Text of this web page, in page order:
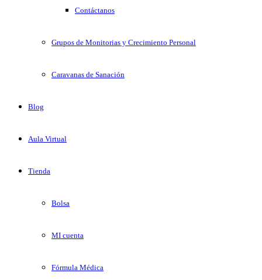
Contáctanos
Grupos de Monitorias y Crecimiento Personal
Caravanas de Sanación
Blog
Aula Virtual
Tienda
Bolsa
MI cuenta
Fórmula Médica